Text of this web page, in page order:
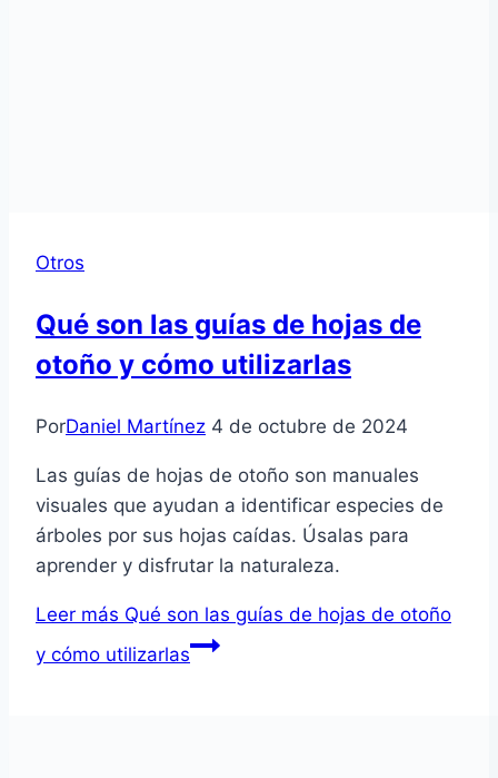
Otros
Qué son las guías de hojas de
otoño y cómo utilizarlas
PorDaniel Martínez 4 de octubre de 2024
Las guías de hojas de otoño son manuales
visuales que ayudan a identificar especies de
árboles por sus hojas caídas. Úsalas para
aprender y disfrutar la naturaleza.
Leer más Qué son las guías de hojas de otoño
y cómo utilizarlas